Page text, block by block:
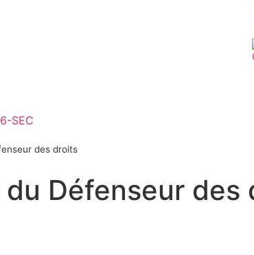
SEC
des droits
Défenseur des